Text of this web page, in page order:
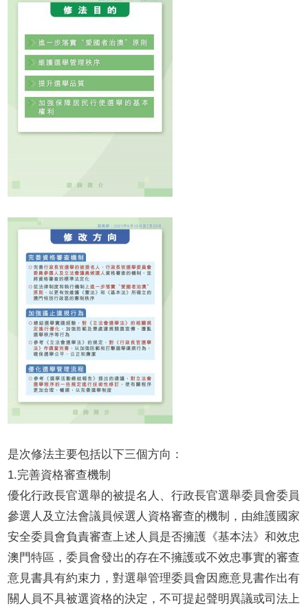
是次修法主要包括以下三個方向：
1.完善資格審查機制
優化行政長官選舉的被提名人、行政長官選舉委員會委員
參選人及立法會議員候選人資格審查的機制，由維護國家
安全委員會負責審查上述人員是否擁護《基本法》和效忠
澳門特區，委員會發出的存在不擁護或不效忠事實的審查
意見書具有約束力，對選舉管理委員會因應意見書作出有
關人員不具被選資格的決定，不可提起聲明異議或司法上